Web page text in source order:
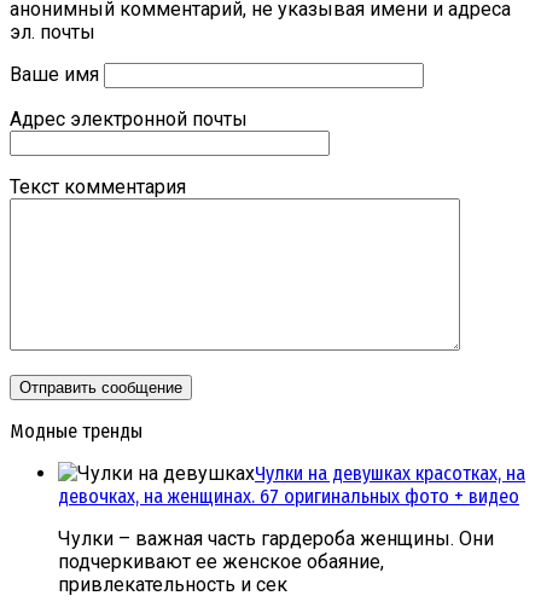
анонимный комментарий, не указывая имени и адреса
эл. почты
Ваше имя
Адрес электронной почты
Текст комментария
Модные тренды
Чулки на девушках красотках, на
девочках, на женщинах. 67 оригинальных фото + видео
Чулки – важная часть гардероба женщины. Они
подчеркивают ее женское обаяние,
привлекательность и сек